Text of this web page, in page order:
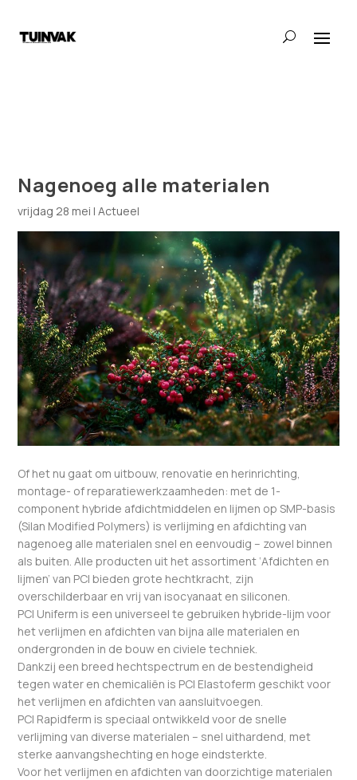
Nagenoeg alle materialen
vrijdag 28 mei |Actueel
Of het nu gaat om uitbouw, renovatie en herinrichting,
montage- of reparatiewerkzaamheden: met de 1-
component hybride afdichtmiddelen en lijmen op SMP-basis
(Silan Modified Polymers) is verlijming en afdichting van
nagenoeg alle materialen snel en eenvoudig – zowel binnen
als buiten. Alle producten uit het assortiment ‘Afdichten en
lijmen’ van PCI bieden grote hechtkracht, zijn
overschilderbaar en vrij van isocyanaat en siliconen.
PCI Uniferm is een universeel te gebruiken hybride-lijm voor
het verlijmen en afdichten van bijna alle materialen en
ondergronden in de bouw en civiele techniek.
Dankzij een breed hechtspectrum en de bestendigheid
tegen water en chemicaliën is PCI Elastoferm geschikt voor
het verlijmen en afdichten van aansluitvoegen.
PCI Rapidferm is speciaal ontwikkeld voor de snelle
verlijming van diverse materialen – snel uithardend, met
sterke aanvangshechting en hoge eindsterkte.
Voor het verlijmen en afdichten van doorzichtige materialen